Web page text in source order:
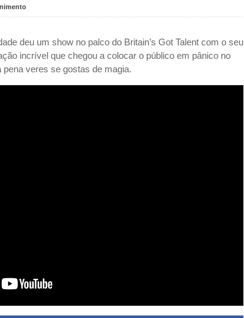
deu um show no palco do Britain’s Got Talent com o seu
incrível que chegou a colocar o público em pânico no
pena veres se gostas de magia.